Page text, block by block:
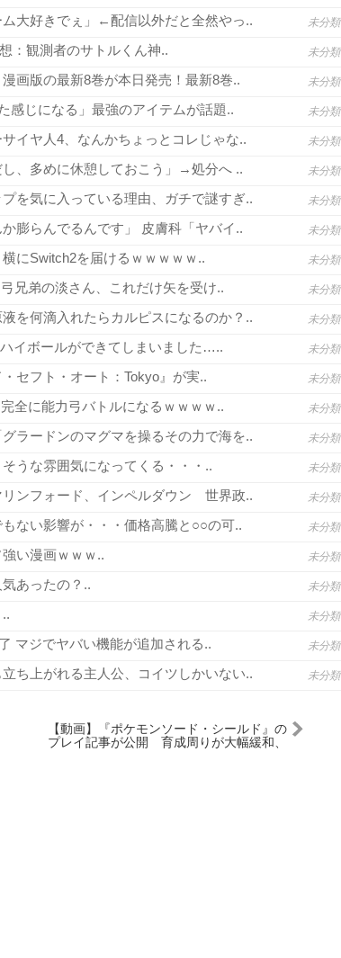
大好きでぇ」←配信以外だと全然やっ.. 未分類
：観測者のサトルくん神.. 未分類
画版の最新8巻が本日発売！最新8巻.. 未分類
感じになる」最強のアイテムが話題.. 未分類
イヤ人4、なんかちょっとコレじゃな.. 未分類
、多めに休憩しておこう」→処分へ .. 未分類
を気に入っている理由、ガチで謎すぎ.. 未分類
膨らんでるんです」 皮膚科「ヤバイ.. 未分類
にSwitch2を届けるｗｗｗｗｗ.. 未分類
兄弟の淡さん、これだけ矢を受け.. 未分類
を何滴入れたらカルピスになるのか？.. 未分類
イボールができてしまいました….. 未分類
セフト・オート：Tokyo』が実.. 未分類
全に能力弓バトルになるｗｗｗｗ.. 未分類
ラードンのマグマを操るその力で海を.. 未分類
うな雰囲気になってくる・・・.. 未分類
リンフォード、インペルダウン 世界政.. 未分類
ない影響が・・・価格高騰と○○の可.. 未分類
い漫画ｗｗｗ.. 未分類
あったの？.. 未分類
未分類
マジでヤバい機能が追加される.. 未分類
ち上がれる主人公、コイツしかいない.. 未分類
【動画】『ポケモンソード・シールド』の
プレイ記事が公開 育成周りが大幅緩和、